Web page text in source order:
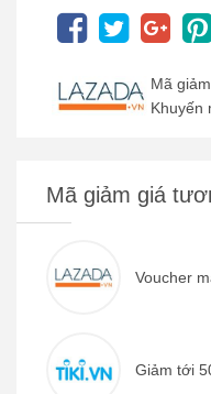
Mã
Khuyến
Mã giảm giá
Voucher
Giảm tới